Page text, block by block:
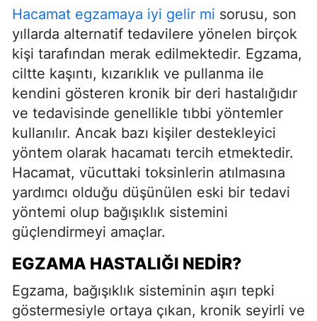
Hacamat egzamaya iyi gelir mi sorusu, son
yıllarda alternatif tedavilere yönelen birçok
kişi tarafından merak edilmektedir. Egzama,
ciltte kaşıntı, kızarıklık ve pullanma ile
kendini gösteren kronik bir deri hastalığıdır
ve tedavisinde genellikle tıbbi yöntemler
kullanılır. Ancak bazı kişiler destekleyici
yöntem olarak hacamatı tercih etmektedir.
Hacamat, vücuttaki toksinlerin atılmasına
yardımcı olduğu düşünülen eski bir tedavi
yöntemi olup bağışıklık sistemini
güçlendirmeyi amaçlar.
EGZAMA HASTALIĞI NEDIR?
Egzama, bağışıklık sisteminin aşırı tepki
göstermesiyle ortaya çıkan, kronik seyirli ve